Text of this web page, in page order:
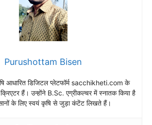
Purushottam Bisen
आधारित डिजिटल प्लेटफॉर्म sacchikheti.com के
हैं। उन्होंने B.Sc. एग्रीकल्चर में स्नातक किया है
के लिए स्वयं कृषि से जुड़ा कंटेंट लिखते हैं।